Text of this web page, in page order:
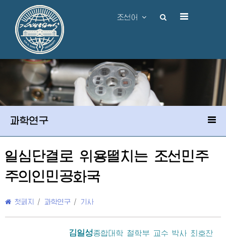
조선어
과학연구
일심단결로 위용떨치는 조선민주
주의인민공화국
첫페지 / 과학연구 / 기사
김일성종합대학 철학부 교수 박사 최호찬